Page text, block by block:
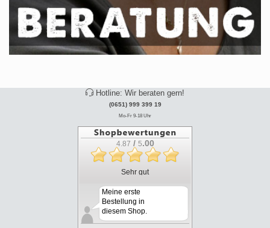
Hotline: Wir beraten gern!
(0651) 999 399 19
Mo-Fr 9-18 Uhr
4.87 / 5.00
Sehr gut
Meine erste
Bestellung in
diesem Shop.
Alles hat seh...